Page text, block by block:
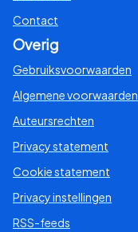
Contact
Overig
Gebruiksvoorwaarden
Algemene voorwaarden
Auteursrechten
Privacy statement
Cookie statement
Privacy instellingen
RSS-feeds